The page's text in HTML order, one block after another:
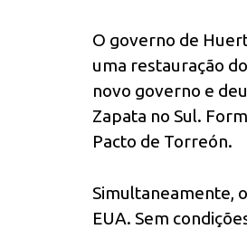
O governo de
uma restauração
novo governo e
Zapata no Sul.
Pacto de Torreón.
Simultaneamente,
EUA. Sem